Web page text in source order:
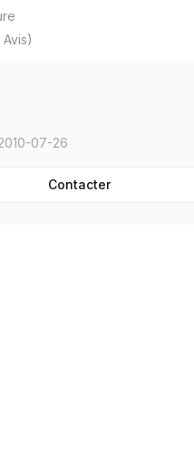
Avis)
07-26
Contacter